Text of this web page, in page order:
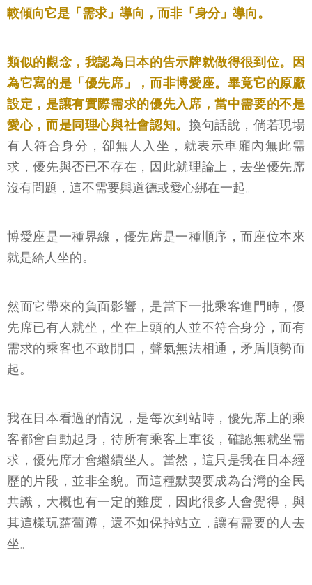
較傾向它是「需求」導向，而非「身分」導向。
類似的觀念，我認為日本的告示牌就做得很到位。因
為它寫的是「優先席」，而非博愛座。畢竟它的原廠
設定，是讓有實際需求的優先入席，當中需要的不是
愛心，而是同理心與社會認知。 換句話說，倘若現場
有人符合身分，卻無人入坐，就表示車廂內無此需
求，優先與否已不存在，因此就理論上，去坐優先席
沒有問題，這不需要與道德或愛心綁在一起。
博愛座是一種界線，優先席是一種順序，而座位本來
就是給人坐的。
然而它帶來的負面影響，是當下一批乘客進門時，優
先席已有人就坐，坐在上頭的人並不符合身分，而有
需求的乘客也不敢開口，聲氣無法相通，矛盾順勢而
起。
我在日本看過的情況，是每次到站時，優先席上的乘
客都會自動起身，待所有乘客上車後，確認無就坐需
求，優先席才會繼續坐人。當然，這只是我在日本經
歷的片段，並非全貌。而這種默契要成為台灣的全民
共識，大概也有一定的難度，因此很多人會覺得，與
其這樣玩蘿蔔蹲，還不如保持站立，讓有需要的人去
坐。